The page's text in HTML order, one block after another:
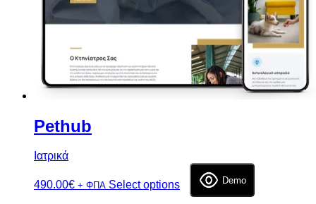
Pethub
Ιατρικά
490.00€ + ΦΠΑ Select options Demo